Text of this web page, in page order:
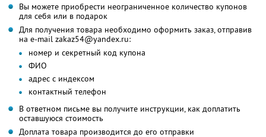
Вы можете приобрести неограниченное количество купонов
для себя или в подарок
Для получения товара необходимо оформить заказ, отправив
на e-mail zakaz54@yandex.ru:
номер и секретный код купона
ФИО
адрес с индексом
контактный телефон
В ответном письме вы получите инструкции, как доплатить
оставшуюся стоимость
Доплата товара производится до его отправки